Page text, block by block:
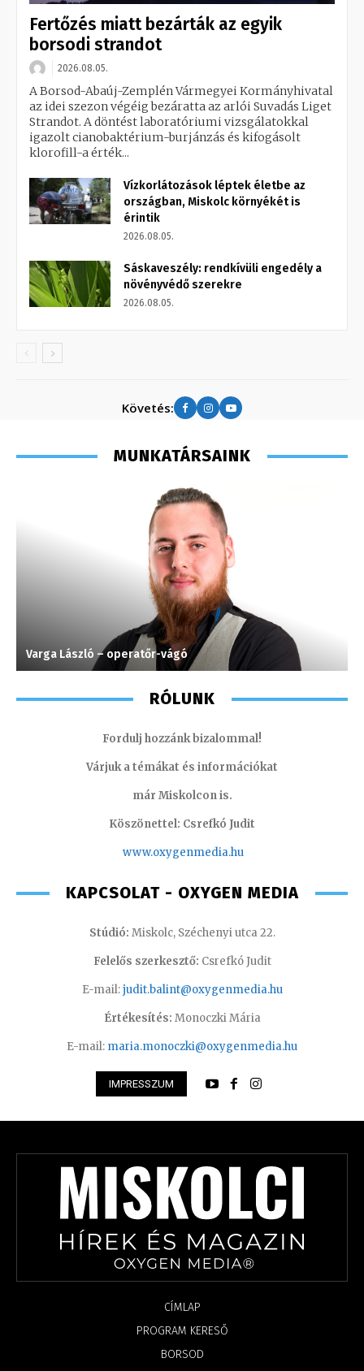
Fertőzés miatt bezárták az egyik
borsodi strandot
2026.08.05.
A Borsod-Abaúj-Zemplén Vármegyei Kormányhivatal
az idei szezon végéig bezáratta az arlói Suvadás Liget
Strandot. A döntést laboratóriumi vizsgálatokkal
igazolt cianobaktérium-burjánzás és kifogásolt
klorofill-a érték...
Vízkorlátozások léptek életbe az
országban, Miskolc környékét is
érintik
2026.08.05.
Sáskaveszély: rendkívüli engedély a
növényvédő szerekre
2026.08.05.
Követés:
MUNKATÁRSAINK
Varga László – operatőr-vágó
RÓLUNK
Fordulj hozzánk bizalommal!
Várjuk a témákat és információkat
már Miskolcon is.
Köszönettel: Csrefkó Judit
www.oxygenmedia.hu
KAPCSOLAT - OXYGEN MEDIA
Stúdió: Miskolc, Széchenyi utca 22.
Felelős szerkesztő: Csrefkó Judit
E-mail:judit.balint@oxygenmedia.hu
Értékesítés: Monoczki Mária
E-mail: maria.monoczki@oxygenmedia.hu
IMPRESSZUM
CÍMLAP
PROGRAM KERESŐ
BORSOD